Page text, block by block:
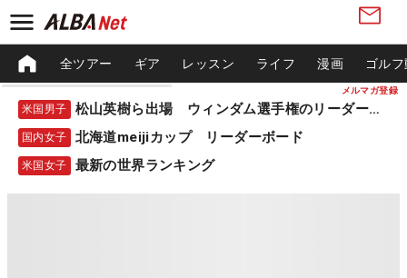
メルマガ登録
全ツアー ギア レッスン ライフ 漫画 ゴル
米国男子 松山英樹ら出場 ウィンダム選手権のリーダーボード
国内女子 北海道meijiカップ リーダーボード
米国女子 最新の世界ランキング